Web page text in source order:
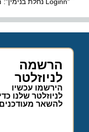
הרשמה
לניוזלטר
הירשמו עכשיו
לניוזלטר שלנו כדי
להשאר מעודכנים